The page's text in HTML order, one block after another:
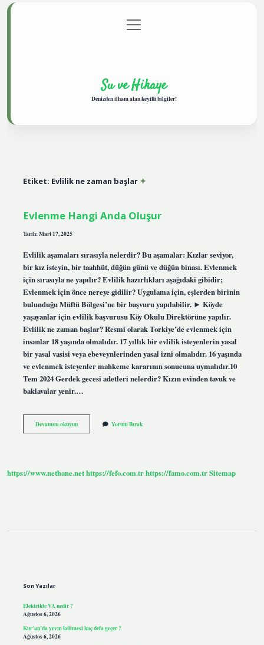
Gizlilik Politikası
menüyü
aç
Su ve Hikaye
Denizden ilham alan keyifli bilgiler!
Etiket: Evlilik ne zaman başlar
Evlenme Hangi Anda Oluşur
Tarih: Mart 17, 2025
Evlilik aşamaları sırasıyla nelerdir? Bu aşamalar: Kızlar seviyor,
bir kız isteyin, bir taahhüt, düğün günü ve düğün binası. Evlenmek
için sırasıyla ne yapılır? Evlilik hazırlıkları aşağıdaki gibidir;
Evlenmek için önce nereye gidilir? Uygulama için, eşlerden birinin
bulunduğu Müftü Bölgesi’ne bir başvuru yapılabilir. ► Köyde
yaşayanlar için evlilik başvurusu Köy Okulu Direktörüne yapılır.
Evlilik ne zaman başlar? Resmi olarak Torkiye’de evlenmek için
insanlar 18 yaşında olmalıdır. 17 yıllık bir evlilik isteyenlerin yasal
bir yasal vasisi veya ebeveynlerinden yasal izni olmalıdır. 16 yaşında
ve evlenmek isteyenler mahkeme kararının sonucuna uymalıdır.10
Tem 2024 Gerdek gecesi adetleri nelerdir? Kızın evinden tavuk ve
baklavalar yenir.…
Devamını okuyunEvlenme
Hangi
Yorum Bırak
https://www.nethane.nethttps://fefo.com.trhttps://famo.com.trSitemap
Son Yazılar
Elektrikte VA nedir ?
Ağustos 6, 2026
Kur’an’da yevm kelimesi kaç defa geçer ?
Ağustos 6, 2026